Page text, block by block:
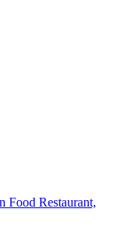
Food Restaurant,